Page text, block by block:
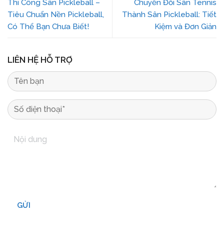
Thi Công Sân Pickleball –
Tiêu Chuẩn Nền Pickleball,
Có Thể Bạn Chưa Biết!
Chuyển Đổi Sân Tennis
Thành Sân Pickleball: Tiết
Kiệm và Đơn Giản
LIÊN HỆ HỖ TRỢ
GỬI